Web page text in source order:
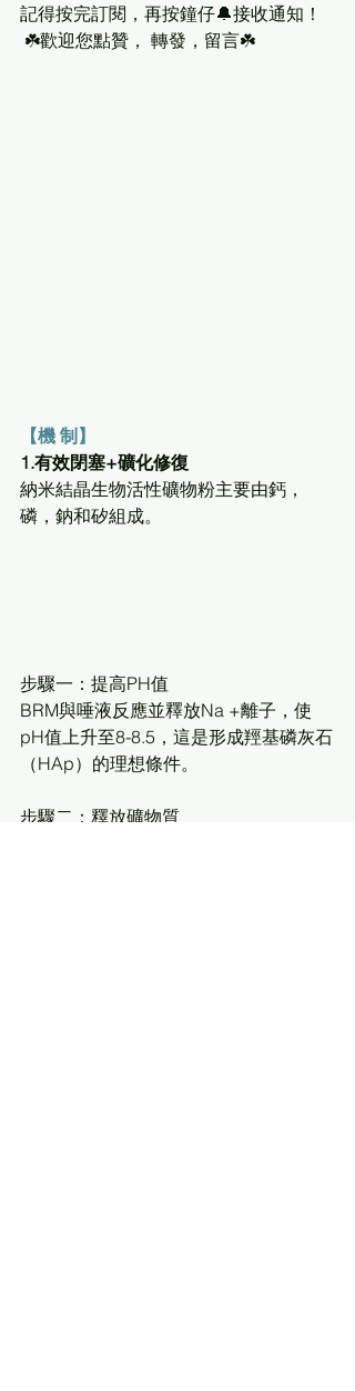
記得按完訂閱，再按鐘仔🔔接收通知！
☘️歡迎您點贊， 轉發，留言☘️
【機 制】
1.有效閉塞+礦化修復
納米結晶生物活性礦物粉主要由鈣，
磷，鈉和矽組成。
步驟一：提高PH值
BRM與唾液反應並釋放Na +離子，使
pH值上升至8-8.5，這是形成羥基磷灰石
（HAp）的理想條件。
步驟二：釋放礦物質